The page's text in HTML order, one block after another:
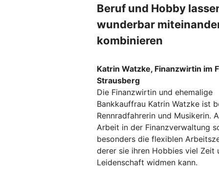
Beruf und Hobby
wunderbar
kombinieren
Katrin Watzke, Finanzwirtin im
Strausberg
Die Finanzwirtin und ehemalige
Bankkauffrau Katrin Watzke ist
Rennradfahrerin und Musikerin.
Arbeit in der Finanzverwaltung
besonders die flexiblen
derer sie ihren Hobbies viel Zeit
Leidenschaft widmen kann.